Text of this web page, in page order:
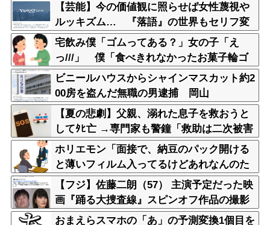
【芸能】今の価値観に照らせば女性蔑視や
ルッキズム… 『落語』の世界もセリフ変
更や改作、現代にふさわしい表現模索の動
宅飲み僕「ゴムってある？」女の子「え
っ///」 僕「食べきれなかったお菓子輪ゴ
ムで縛りたくて」女の子「⋯あ、そ、そっ
か///」
ビニールハウスからシャインマスカット約2
00房を盗んだ無職の男逮捕 岡山
【夏の悲劇】父親、溺れた息子を救おうと
してﾀﾋ亡 →専門家も警鐘「救助は二次被害
が多い」
ホリエモン「面接で、納豆のパック開ける
と薄いフィルム入ってるけどあれなんのた
めか教えてって聞くわけ」
【フジ】佐藤二朗（57） 主演予定だった映
画『踊る大捜査線』スピンオフ作品の撮影
中止が正式に決定
おまえらスマホの「あ」の予測変換1個目を